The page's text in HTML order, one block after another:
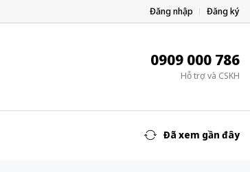
Đăng nhập Đăng ký
0909 000 786
Hỗ trợ và CSKH
Đã xem gần đây